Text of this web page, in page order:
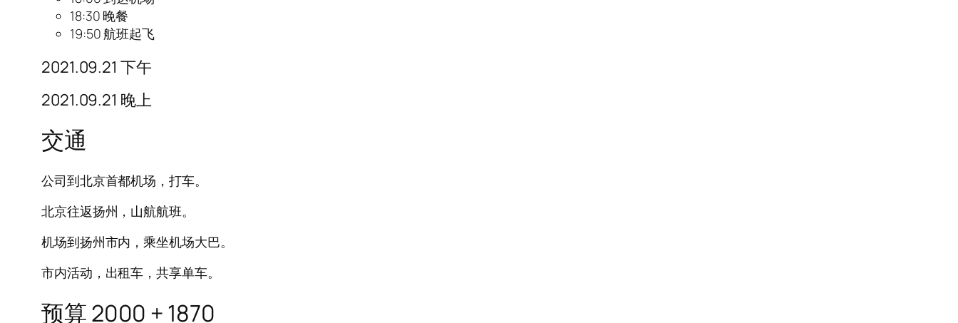
18:30 晚餐
19:50 航班起飞
2021.09.21 下午
2021.09.21 晚上
交通
公司到北京首都机场，打车。
北京往返扬州，山航航班。
机场到扬州市内，乘坐机场大巴。
市内活动，出租车，共享单车。
预算 2000 + 1870